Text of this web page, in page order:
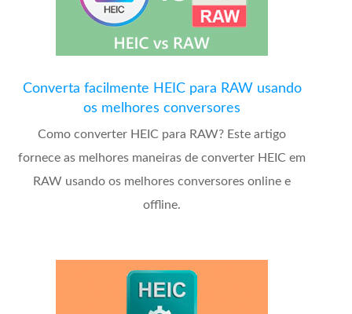
Converta facilmente HEIC para RAW usando
os melhores conversores
Como converter HEIC para RAW? Este artigo
fornece as melhores maneiras de converter HEIC em
RAW usando os melhores conversores online e
offline.